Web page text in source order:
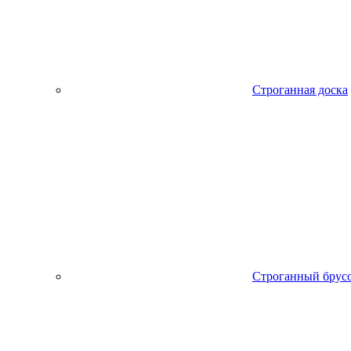
Строганная доска
Строганный